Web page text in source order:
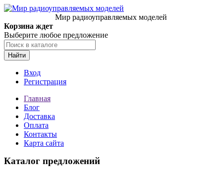
Мир радиоуправляемых моделей
Корзина ждет
Выберите любое предложение
Найти
Вход
Регистрация
Главная
Блог
Доставка
Оплата
Контакты
Карта сайта
Каталог предложений